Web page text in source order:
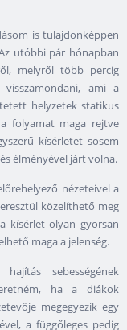
is tulajdonképpen
utóbbi pár hónapban
melyről több percig
ami a
helyzetek statikus
folyamat maga rejtve
kísérletet sosem
élményével járt volna.
nézeteivel a
közelíthető meg
kísérlet olyan gyorsan
maga a jelenség.
sebességének
ha a diákok
megegyezik egy
a függőleges pedig